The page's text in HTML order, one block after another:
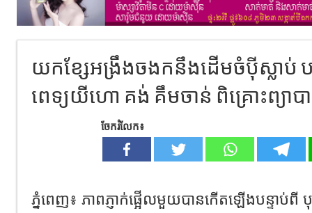
យកខ្សែអង្រឹងចងកនឹងដើមចំប៉ីស្លា
ពេទ្យយីហោ គង់ គឹមចាន់ ពិគ្រោះព្យា
ចែករំលែក៖
ភ្នំពេញ៖ ភាពភ្ញាក់ផ្អើលមួយបានកើតឡើងបន្ទាប់ពី